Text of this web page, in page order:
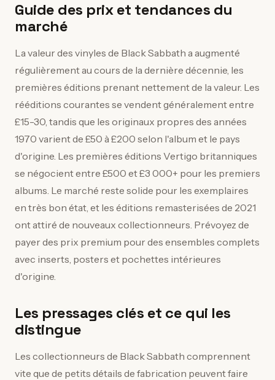
Guide des prix et tendances du
marché
La valeur des vinyles de Black Sabbath a augmenté
régulièrement au cours de la dernière décennie, les
premières éditions prenant nettement de la valeur. Les
rééditions courantes se vendent généralement entre
£15-30, tandis que les originaux propres des années
1970 varient de £50 à £200 selon l'album et le pays
d'origine. Les premières éditions Vertigo britanniques
se négocient entre £500 et £3 000+ pour les premiers
albums. Le marché reste solide pour les exemplaires
en très bon état, et les éditions remasterisées de 2021
ont attiré de nouveaux collectionneurs. Prévoyez de
payer des prix premium pour des ensembles complets
avec inserts, posters et pochettes intérieures
d'origine.
Les pressages clés et ce qui les
distingue
Les collectionneurs de Black Sabbath comprennent
vite que de petits détails de fabrication peuvent faire